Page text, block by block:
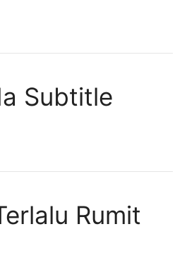
Subtitle
Rumit